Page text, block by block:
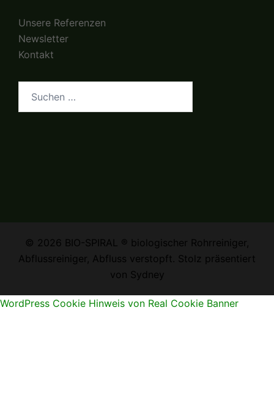
Unsere Referenzen
Newsletter
Kontakt
© 2026 BIO-SPIRAL ® biologischer Rohrreiniger,
Abflussreiniger, Abfluss verstopft. Stolz präsentiert
von Sydney
WordPress Cookie Hinweis von Real Cookie Banner